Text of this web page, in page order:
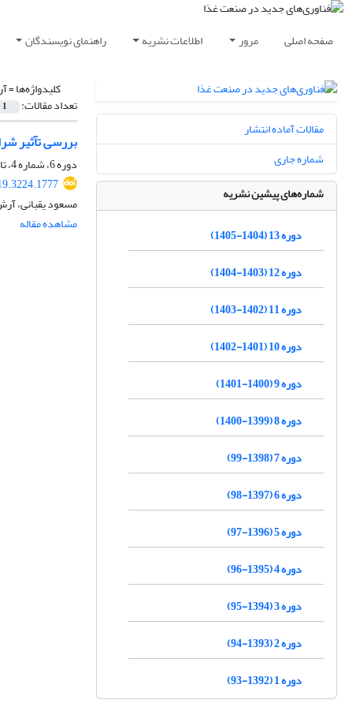
صفحه اصلی مرور اطلاعات نشریه راهنمای نویسندگان
کلیدواژه‌ها =
تعداد مقالات: 1
بررسی تآثیر
دوره 6، شماره 4، تابستان 1398، صفحه
مسعود یقبانی،
مشاهده مقاله
مقالات آماده انتشار
شماره جاری
شماره‌های پیشین نشریه
دوره 13 (1404-1405)
دوره 12 (1403-1404)
دوره 11 (1402-1403)
دوره 10 (1401-1402)
دوره 9 (1400-1401)
دوره 8 (1399-1400)
دوره 7 (1398-99)
دوره 6 (1397-98)
دوره 5 (1396-97)
دوره 4 (1395-96)
دوره 3 (1394-95)
دوره 2 (1393-94)
دوره 1 (1392-93)